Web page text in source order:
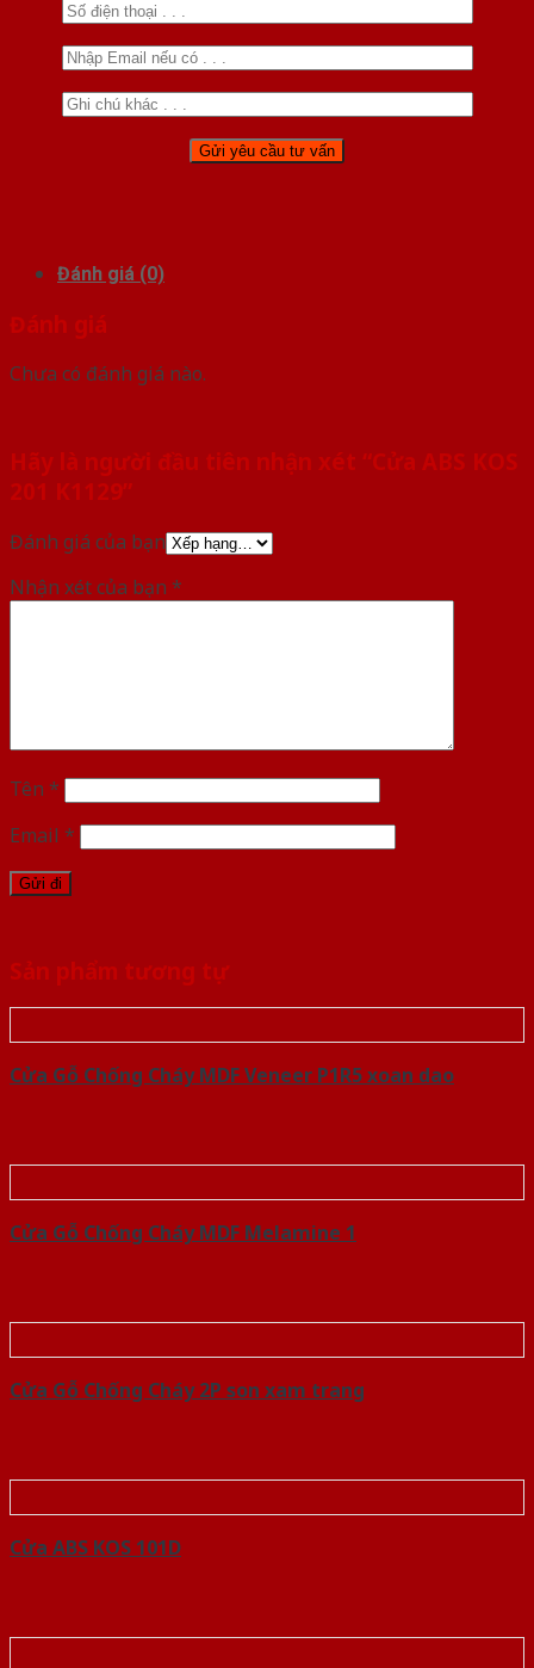
Đánh giá (0)
Đánh giá
Chưa có đánh giá nào.
Hãy là người đầu tiên nhận xét “Cửa ABS KOS
201 K1129”
Đánh giá của bạn
Nhận xét của bạn *
Tên *
Email *
Sản phẩm tương tự
Cửa Gỗ Chống Cháy MDF Veneer P1R5 xoan dao
Cửa Gỗ Chống Cháy MDF Melamine 1
Cửa Gỗ Chống Cháy 2P son xam trang
Cửa ABS KOS 101D